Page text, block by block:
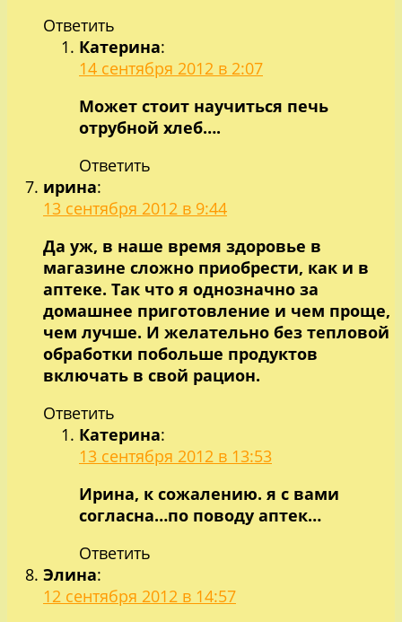
Ответить
Катерина:
14 сентября 2012 в 2:07
Может стоит научиться печь
отрубной хлеб….
Ответить
ирина:
13 сентября 2012 в 9:44
Да уж, в наше время здоровье в
магазине сложно приобрести, как и в
аптеке. Так что я однозначно за
домашнее приготовление и чем проще,
чем лучше. И желательно без тепловой
обработки побольше продуктов
включать в свой рацион.
Ответить
Катерина:
13 сентября 2012 в 13:53
Ирина, к сожалению. я с вами
согласна…по поводу аптек…
Ответить
Элина:
12 сентября 2012 в 14:57